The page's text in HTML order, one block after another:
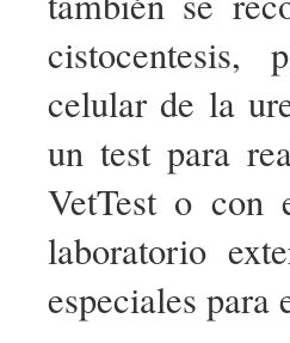
cistocentesis,
celular de la
un test para
VetTest o con
laboratorio
especiales para